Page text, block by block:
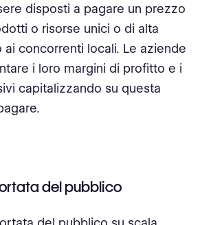
disposti a pagare un prezzo
o risorse unici o di alta
ai concorrenti locali. Le aziende
i loro margini di profitto e i
capitalizzando su questa
del pubblico